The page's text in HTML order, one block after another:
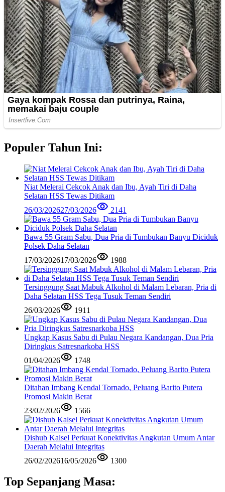
Populer Tahun Ini:
Niat Melerai Cekcok Anak dan Ibu, Ayah Tiri di Daha
Selatan HSS Tewas Ditikam
26/03/202627/03/2026 2141
Bawa 55 Gram Sabu, Dua Pria di Tumbukan Banyu Diciduk
Polsek Daha Selatan
17/03/202617/03/2026 1988
Tersinggung Saat Mabuk Alkohol di Malam Lebaran, Pria di
Daha Selatan HSS Tega Tusuk Teman Sendiri
26/03/2026
1911
Ungkap Kasus Sabu di Pulau Negara Kandangan, Dua Pria
Diringkus Satresnarkoba HSS
01/04/2026
1748
Ditahan Imbang Kendal Tornado, Peluang Barito Putera
Promosi Makin Berat
23/02/2026
1566
Dishub Kalsel Perkuat Konektivitas Angkutan Umum Antar
Daerah Melalui Integritas
26/02/202616/05/2026 1300
Top Sepanjang Masa: